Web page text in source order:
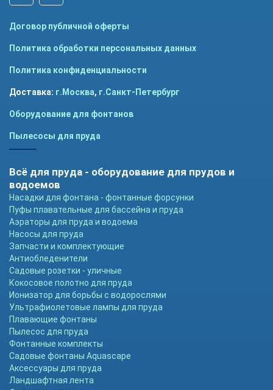
Договор публичной оферты
Политика обработки персональных данных
Политика конфиденциальности
Доставка: г.Москва, г.Санкт-Петербург
Оборудование для фонтанов
Пылесосы для пруда
Всё для пруда - оборудование для прудов и
водоемов
Насадки для фонтана - фонтанные форсунки
Пуфы плавательные для бассейна и пруда
Аэраторы для пруда и водоема
Насосы для пруда
Запчасти и комплектующие
Антиобледенители
Садовые розетки - уличные
Кокосовое полотно для пруда
Ионизатор для борьбы с водорослями
Ультрафиолетовые лампы для пруда
Плавающие фонтаны
Пылесос для пруда
Фонтанные комплекты
Садовые фонтаны Aquascape
Аксессуары для пруда
Ландшафтная лента